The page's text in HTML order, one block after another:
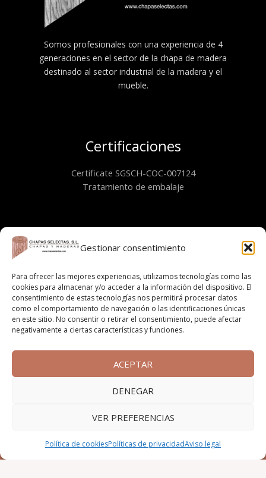
Gestionar consentimiento
Para ofrecer las mejores experiencias, utilizamos tecnologías como las
cookies para almacenar y/o acceder a la información del dispositivo. El
consentimiento de estas tecnologías nos permitirá procesar datos
como el comportamiento de navegación o las identificaciones únicas
en este sitio. No consentir o retirar el consentimiento, puede afectar
negativamente a ciertas características y funciones.
ACEPTAR
DENEGAR
VER PREFERENCIAS
Política de cookiesPolíticas de privacidadAviso legal
Madera dura
4,30€